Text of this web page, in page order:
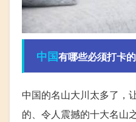
中国有哪些必须打卡
中国的名山大川太多了，
的、令人震撼的十大名山